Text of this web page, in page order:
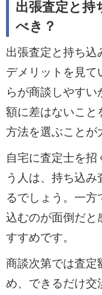
出張査定と持
べき？
出張査定と持ち込
デメリットを見て
らが商談しやす
額に差はないこと
方法を選ぶことが
自宅に査定士を招
う人は、持ち込み
るでしょう。一方
込むのが面倒だと
すすめです。
商談次第では査定
め、できるだけ交